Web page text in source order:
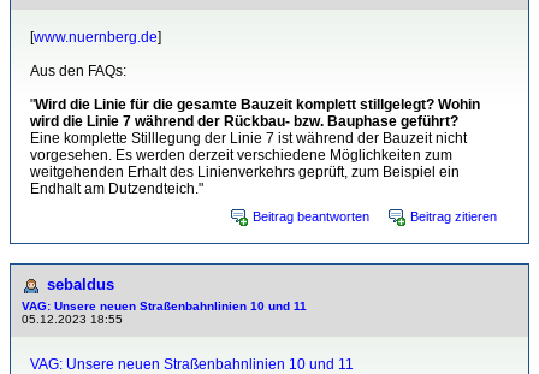
[www.nuernberg.de]
Aus den FAQs:
"Wird die Linie für die gesamte Bauzeit komplett stillgelegt? Wohin
wird die Linie 7 während der Rückbau- bzw. Bauphase geführt?
Eine komplette Stilllegung der Linie 7 ist während der Bauzeit nicht
vorgesehen. Es werden derzeit verschiedene Möglichkeiten zum
weitgehenden Erhalt des Linienverkehrs geprüft, zum Beispiel ein
Endhalt am Dutzendteich."
Beitrag beantworten Beitrag zitieren
sebaldus
VAG: Unsere neuen Straßenbahnlinien 10 und 11
05.12.2023 18:55
VAG: Unsere neuen Straßenbahnlinien 10 und 11